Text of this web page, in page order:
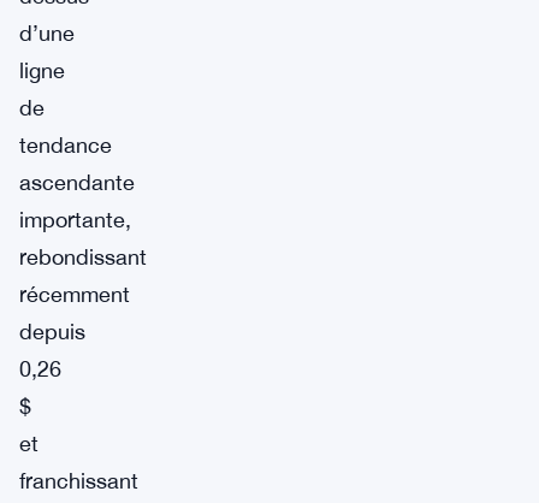
d’une
ligne
de
tendance
ascendante
importante,
rebondissant
récemment
depuis
0,26
$
et
franchissant